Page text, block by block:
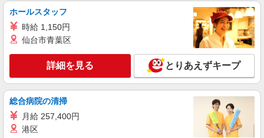
派遣社員
株式会社kotrio /●OS-H1-2092138
≪守口市駅≫16時帰宅もOK♪病院で補助だけ
のまったり作業
時給1550円〜2187円 ＜日払い有/週払い有/交
通費全支給(ガソリン代含む)＞
詳細を見る
ホールスタッフ
時給 1,150円
仙台市青葉区
詳細を見る とりあえずキープ
総合病院の清掃
月給 257,400円
港区